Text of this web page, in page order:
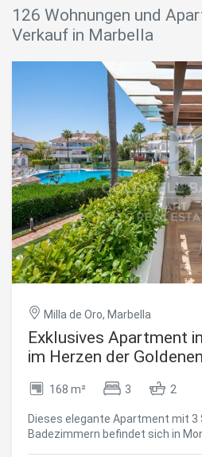
126 Wohnungen und
Verkauf in Marbella
Milla de Oro, Marbella
Exklusives Apartment
im Herzen der
168 m² 3 2
Dieses elegante Apartment mit 3
Badezimmern befindet sich in